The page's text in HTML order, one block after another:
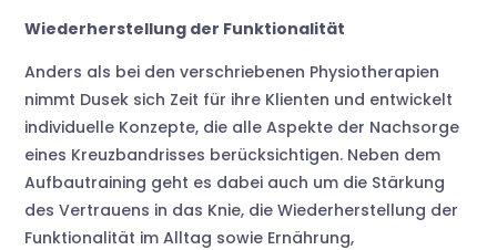
Wiederherstellung der Funktionalität
Anders als bei den verschriebenen Physiotherapien
nimmt Dusek sich Zeit für ihre Klienten und entwickelt
individuelle Konzepte, die alle Aspekte der Nachsorge
eines Kreuzbandrisses berücksichtigen. Neben dem
Aufbautraining geht es dabei auch um die Stärkung
des Vertrauens in das Knie, die Wiederherstellung der
Funktionalität im Alltag sowie Ernährung,